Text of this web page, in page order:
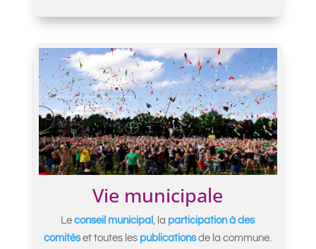
Vie municipale
Leconseil municipal , la participation à des
comitéset toutes les publicationsde la commune.